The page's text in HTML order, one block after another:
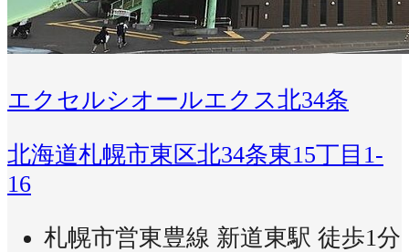
エクセルシオールエクス北34条
北海道札幌市東区北34条東15丁目1-
16
札幌市営東豊線 新道東駅 徒歩1分